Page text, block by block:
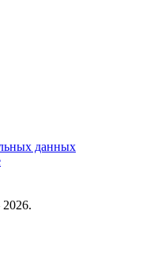
данных